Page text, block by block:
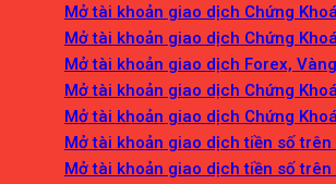
Mở tài khoản giao dịch Chứng
Mở tài khoản giao dịch Chứng
Mở tài khoản giao dịch Forex,
Mở tài khoản giao dịch Chứng
Mở tài khoản giao dịch Chứng
Mở tài khoản giao dịch tiền số
Mở tài khoản giao dịch tiền số trên